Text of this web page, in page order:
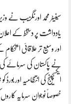
سینیٹر محمد اورنگزیب نے
یادداشت پر دستخط کے
اور وسیع تر علاقائی
نے پاکستان کی سرمائے
ایکسچینج کی انتظامیہ اور
خصوصاً نوجوان سرمایہ